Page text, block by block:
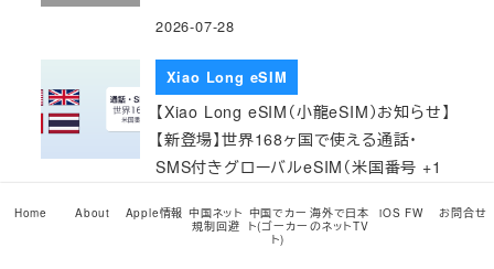
2026-07-28
Xiao Long eSIM
【Xiao Long eSIM（小龍eSIM）お知らせ】
【新登場】世界168ヶ国で使える通話・
SMS付きグローバルeSIM（米国番号 +1
2026-07-27
Home About Apple情報 中国ネット
規制回避
中国でカー
ト(ゴーカー
ト)
海外で日本
のネットTV
iOS FW お問合せ